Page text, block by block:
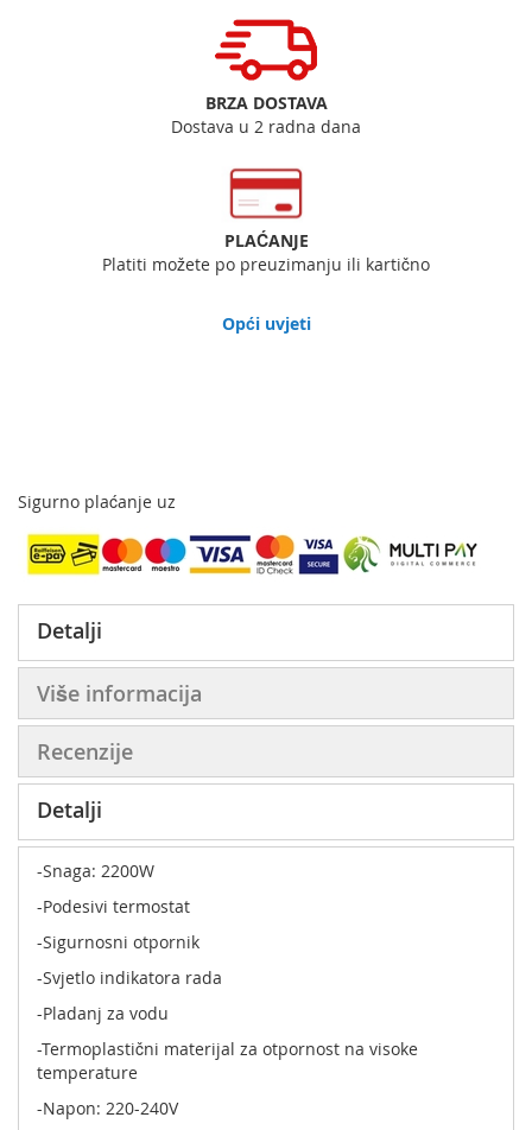
BRZA DOSTAVA
Dostava u 2 radna dana
PLAĆANJE
Platiti možete po preuzimanju ili kartično
Opći uvjeti
Sigurno plaćanje uz
Detalji
Više informacija
Recenzije
Detalji
-Snaga: 2200W
-Podesivi termostat
-Sigurnosni otpornik
-Svjetlo indikatora rada
-Pladanj za vodu
-Termoplastični materijal za otpornost na visoke
temperature
-Napon: 220-240V